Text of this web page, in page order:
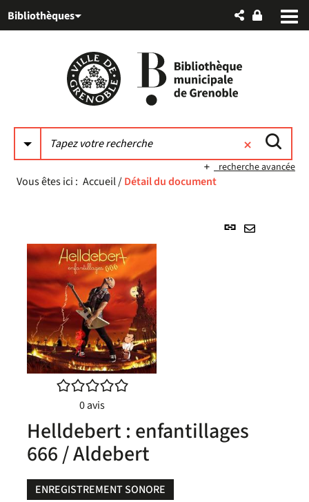
au
auBibliothèques
recherche avancée
Vous êtes ici : Accueil/Détail du document
Lien
/5
0avis
Helldebert : enfantillages
666 / Aldebert
ENREGISTREMENT SONORE